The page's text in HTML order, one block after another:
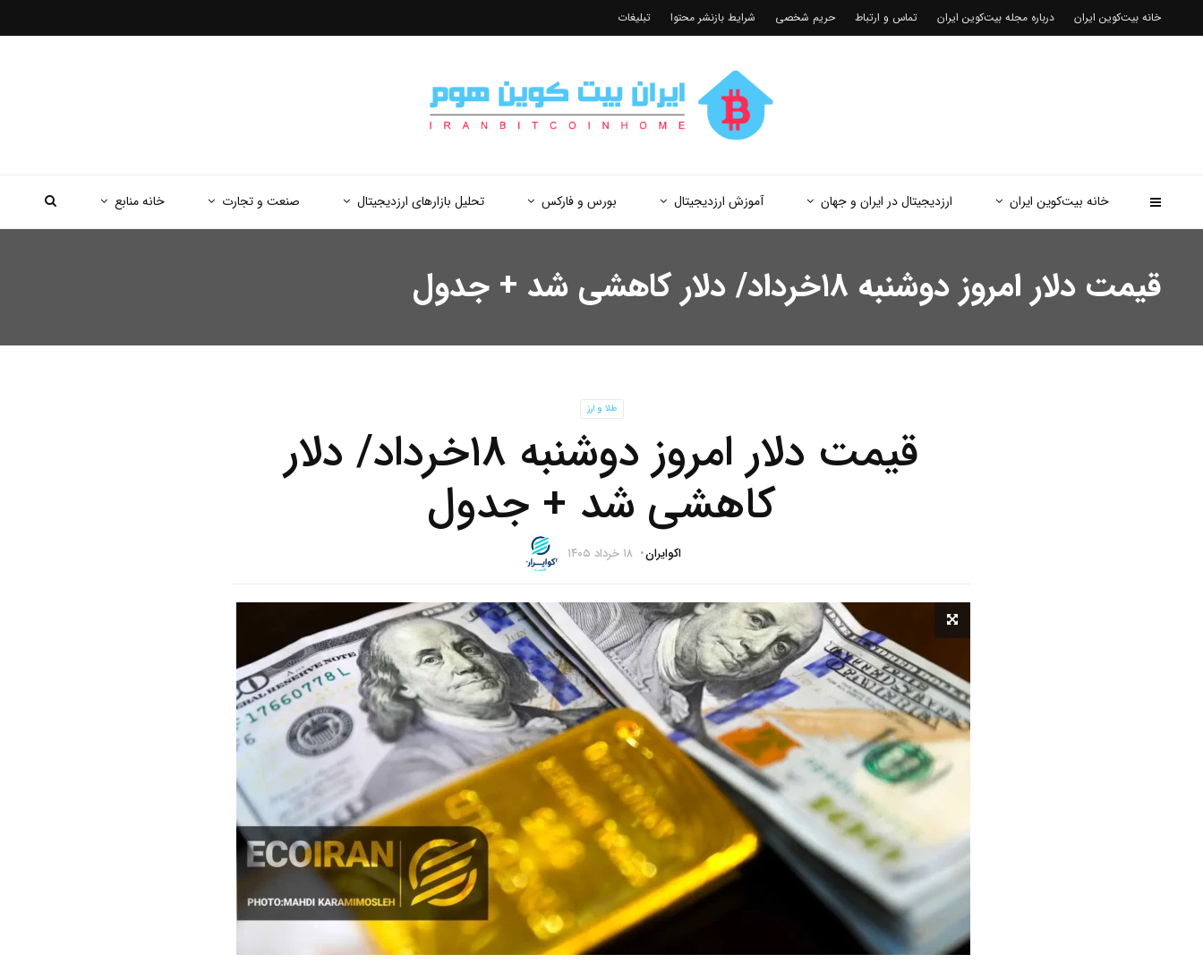
خانه بیت‌کوین ایران ارزدیجیتال در ایران و جهان آموزش ارزدیجیتال بورس و فارکس تحلیل بازارهای ارزدیجیتال صنعت و تجارت خانه منابع
خانه بیت‌کوین ایران درباره مجله بیت‌کوین ایران تماس و ارتباط حریم شخصی شرایط بازنشر محتوا تبلیغات
قیمت دلار امروز دوشنبه ۱۸خرداد/ دلار کاهشی شد + جدول
طلا و ارز
قیمت دلار امروز دوشنبه ۱۸خرداد/ دلار
کاهشی شد + جدول
اکوایران ۱۸ خرداد ۱۴۰۵